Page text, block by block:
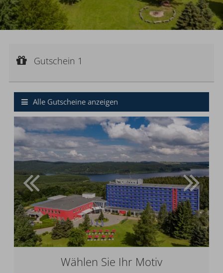
Gutscheinwert:
Gutschein 1
Alle Gutscheine anzeigen
Wählen Sie Ihr Motiv